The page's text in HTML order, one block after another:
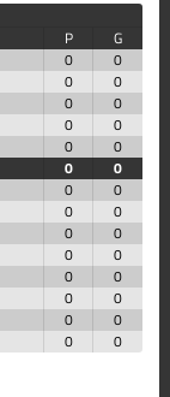
P
G
0
0
0
0
0
0
0
0
0
0
0
0
0
0
0
0
0
0
0
0
0
0
0
0
0
0
0 0